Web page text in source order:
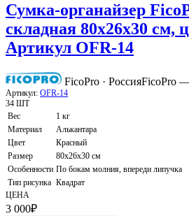
Сумка-органайзер
складная 80х26х30 см,
Артикул OFR-14
FicoPro · РоссияFicoPro
Артикул: OFR-14
34 ШТ
Вес
1 кг
Материал
Алькантара
Цвет
Красный
Размер
80х26х30 см
Особенности По бокам молния, впереди липучка
Тип рисунка Квадрат
ЦЕНА
3 000₽